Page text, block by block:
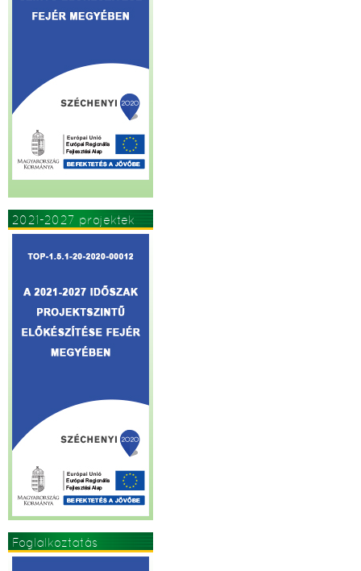
2021-2027 projektek
Foglalkoztatás